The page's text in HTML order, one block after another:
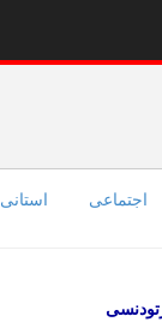
اجتماعی استانی